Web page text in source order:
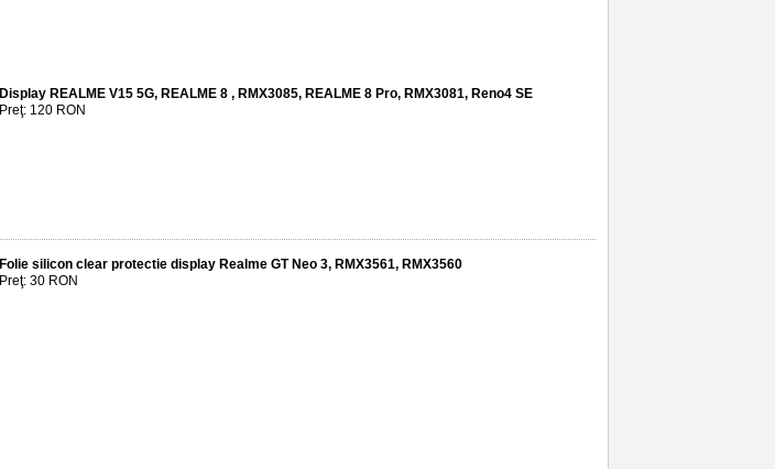
Display REALME V15 5G, REALME 8 , RMX3085, REALME 8 Pro, RMX3081, Reno4 SE
Preţ: 120 RON
Folie silicon clear protectie display Realme GT Neo 3, RMX3561, RMX3560
Preţ: 30 RON